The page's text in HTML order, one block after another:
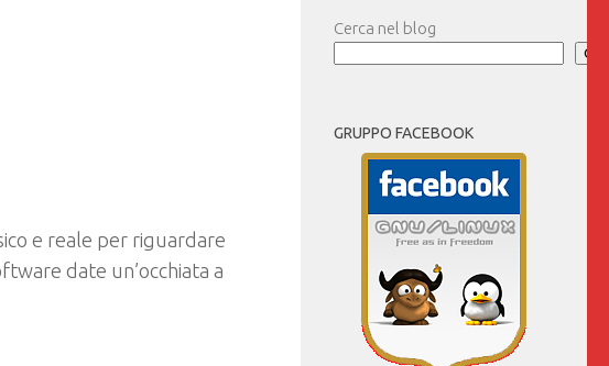
e reale per riguardare
date un’occhiata a
Cerca nel blog
GRUPPO FACEBOOK